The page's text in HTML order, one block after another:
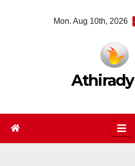
Mon. Aug 10th, 2026